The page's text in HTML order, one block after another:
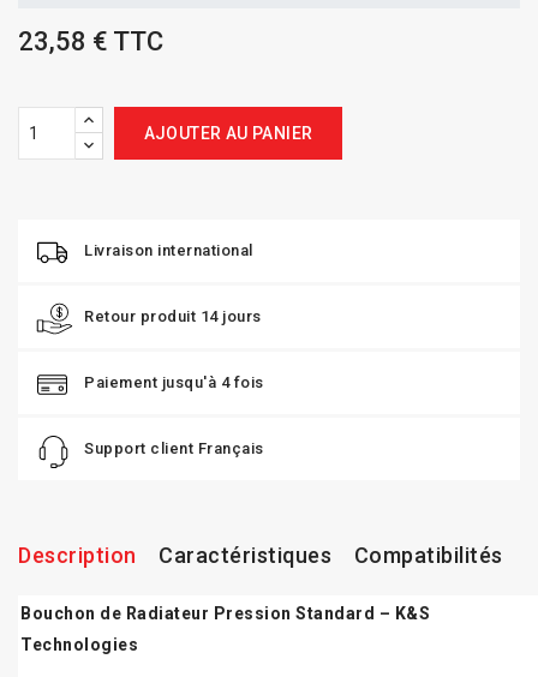
23,58 € TTC
AJOUTER AU PANIER
Livraison international
Retour produit 14 jours
Paiement jusqu'à 4 fois
Support client Français
Description Caractéristiques Compatibilités
Bouchon de Radiateur Pression Standard – K&S
Technologies